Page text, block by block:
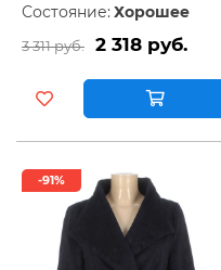
Состояние: Хорошее
3 311 руб. 2 318 руб.
-91%